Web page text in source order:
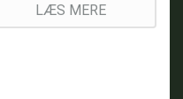
LÆS MERE